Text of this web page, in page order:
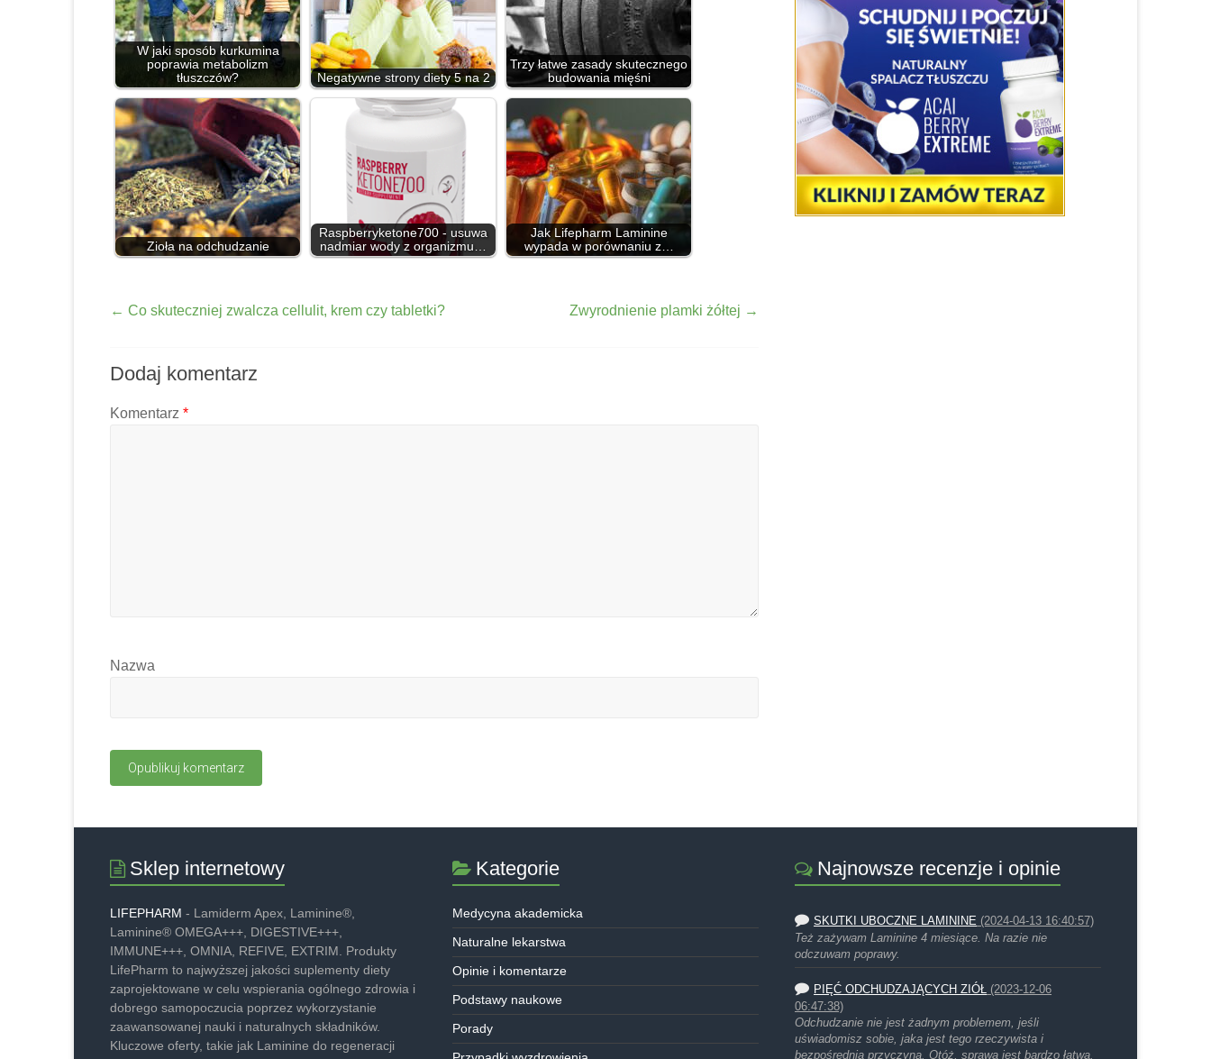
W jaki sposób kurkumina
poprawia metabolizm
tłuszczów?
Negatywne strony diety 5 na 2
Trzy łatwe zasady skutecznego
budowania mięśni
Zioła na odchudzanie
Raspberryketone700 - usuwa
nadmiar wody z organizmu…
Jak Lifepharm Laminine
wypada w porównaniu z…
← Co skuteczniej zwalcza cellulit, krem czy tabletki? Zwyrodnienie plamki żółtej →
Dodaj komentarz
Komentarz *
Nazwa
Sklep internetowy
LIFEPHARM - Lamiderm Apex, Laminine®,
Laminine® OMEGA+++, DIGESTIVE+++,
IMMUNE+++, OMNIA, REFIVE, EXTRIM. Produkty
LifePharm to najwyższej jakości suplementy diety
zaprojektowane w celu wspierania ogólnego zdrowia i
dobrego samopoczucia poprzez wykorzystanie
zaawansowanej nauki i naturalnych składników.
Kluczowe oferty, takie jak Laminine do regeneracji
Kategorie
Medycyna akademicka
Naturalne lekarstwa
Opinie i komentarze
Podstawy naukowe
Porady
Najnowsze recenzje i opinie
SKUTKI UBOCZNE LAMININE (2024-04-13 16:40:57)
Też zażywam Laminine 4 miesiące. Na razie nie
odczuwam poprawy.
PIĘĆ ODCHUDZAJĄCYCH ZIÓŁ (2023-12-06
06:47:38)
Odchudzanie nie jest żadnym problemem, jeśli
uświadomisz sobie, jaka jest tego rzeczywista i
bezpośrednia przyczyna. Otóż, sprawa jest bardzo łatwa.